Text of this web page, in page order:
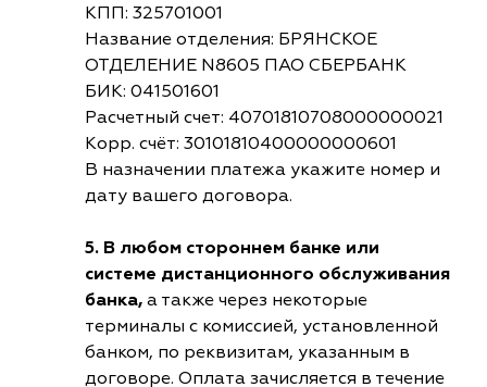
КПП: 325701001
Название отделения: БРЯНСКОЕ
ОТДЕЛЕНИЕ N8605 ПАО СБЕРБАНК
БИК: 041501601
Расчетный счет: 40701810708000000021
Корр. счёт: 30101810400000000601
В назначении платежа укажите номер и
дату вашего договора.
5. В любом стороннем банке или
системе дистанционного обслуживания
банка, а также через некоторые
терминалы с комиссией, установленной
банком, по реквизитам, указанным в
договоре. Оплата зачисляется в течение